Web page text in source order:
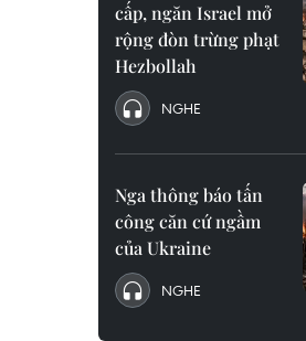
cấp, ngăn Israel mở
rộng đòn trừng phạt
Hezbollah
NGHE
Nga thông báo tấn
công căn cứ ngầm
của Ukraine
NGHE